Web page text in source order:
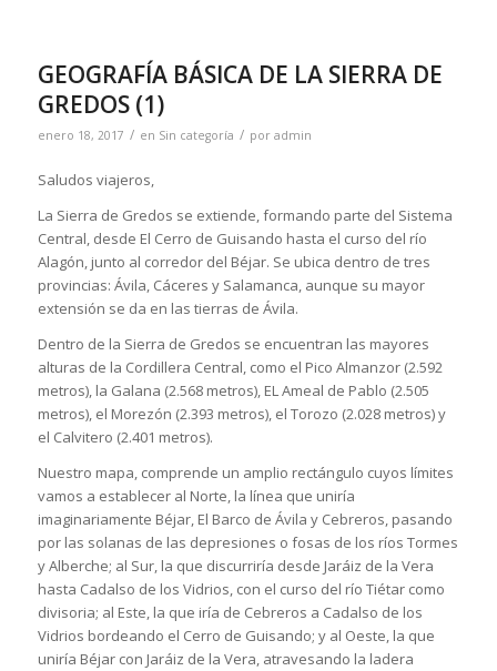
GEOGRAFÍA BÁSICA DE LA SIERRA DE
GREDOS (1)
enero 18, 2017 / en Sin categoría / por admin
Saludos viajeros,
La Sierra de Gredos se extiende, formando parte del Sistema
Central, desde El Cerro de Guisando hasta el curso del río
Alagón, junto al corredor del Béjar. Se ubica dentro de tres
provincias: Ávila, Cáceres y Salamanca, aunque su mayor
extensión se da en las tierras de Ávila.
Dentro de la Sierra de Gredos se encuentran las mayores
alturas de la Cordillera Central, como el Pico Almanzor (2.592
metros), la Galana (2.568 metros), EL Ameal de Pablo (2.505
metros), el Morezón (2.393 metros), el Torozo (2.028 metros) y
el Calvitero (2.401 metros).
Nuestro mapa, comprende un amplio rectángulo cuyos límites
vamos a establecer al Norte, la línea que uniría
imaginariamente Béjar, El Barco de Ávila y Cebreros, pasando
por las solanas de las depresiones o fosas de los ríos Tormes
y Alberche; al Sur, la que discurriría desde Jaráiz de la Vera
hasta Cadalso de los Vidrios, con el curso del río Tiétar como
divisoria; al Este, la que iría de Cebreros a Cadalso de los
Vidrios bordeando el Cerro de Guisando; y al Oeste, la que
uniría Béjar con Jaráiz de la Vera, atravesando la ladera